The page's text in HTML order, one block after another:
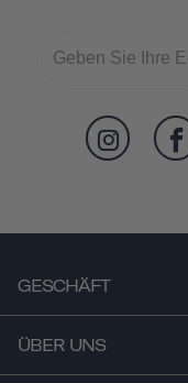
GESCHÄFT
ÜBER UNS